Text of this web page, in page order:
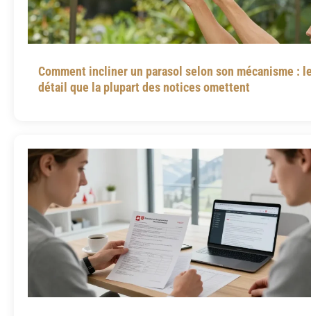
Comment incliner un parasol selon son mécanisme :
détail que la plupart des notices omettent